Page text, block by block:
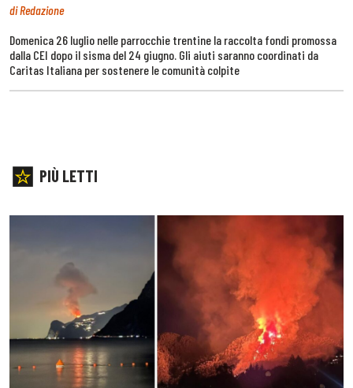
di Redazione
Domenica 26 luglio nelle parrocchie trentine la raccolta fondi promossa
dalla CEI dopo il sisma del 24 giugno. Gli aiuti saranno coordinati da
Caritas Italiana per sostenere le comunità colpite
PIÙ LETTI